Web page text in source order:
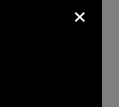
in
Expert×